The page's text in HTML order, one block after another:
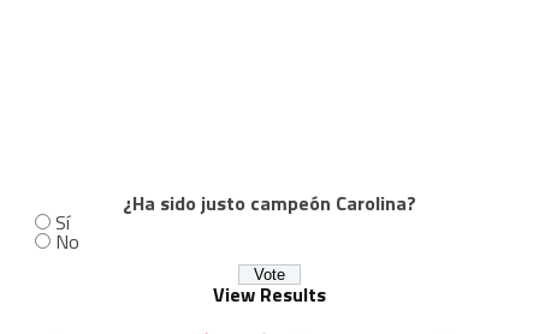
¿Ha sido justo campeón Carolina?
Sí
No
View Results